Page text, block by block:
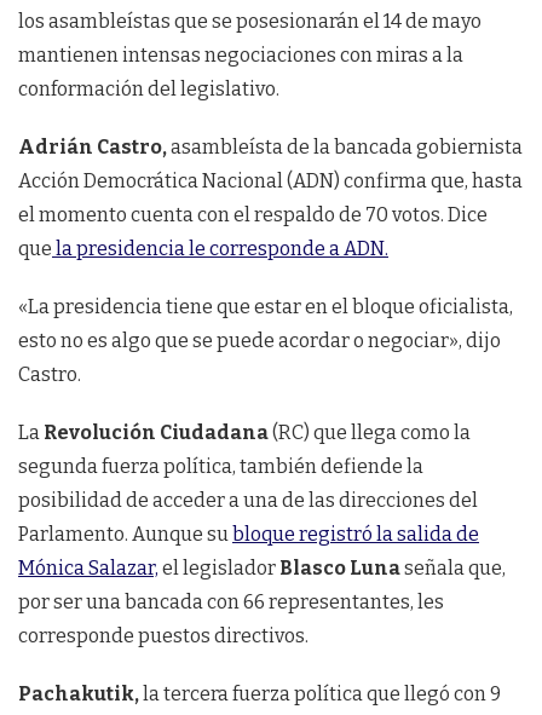
los asambleístas que se posesionarán el 14 de mayo
mantienen intensas negociaciones con miras a la
conformación del legislativo.
Adrián Castro,asambleísta de la bancada gobiernista
Acción Democrática Nacional (ADN) confirma que, hasta
el momento cuenta con el respaldo de 70 votos. Dice
que la presidencia le corresponde a ADN.
«La presidencia tiene que estar en el bloque oficialista,
esto no es algo que se puede acordar o negociar», dijo
Castro.
La Revolución Ciudadana(RC) que llega como la
segunda fuerza política, también defiende la
posibilidad de acceder a una de las direcciones del
Parlamento. Aunque subloque registró la salida de
Mónica Salazar, el legislador Blasco Lunaseñala que,
por ser una bancada con 66 representantes, les
corresponde puestos directivos.
Pachakutik,la tercera fuerza política que llegó con 9